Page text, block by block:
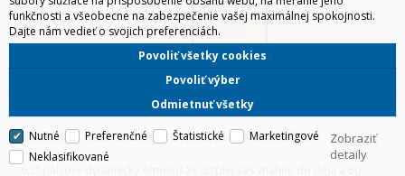
SAMSUNG S921 GALAXY S24 5G 8/256GB DUOS ŠEDÁ
funkčnosti a všeobecne na zabezpečenie vašej maximálnej spokojnosti.
Dajte nám vedieť o svojich preferenciách.
Odmietnuť všetky
Povoliť výber
Povoliť všetky cookies
Nutné Preferenčné Štatistické
Marketingové
Neklasifikované
Zobraziť
detaily